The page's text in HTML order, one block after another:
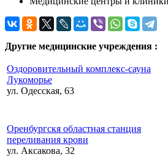
Другие медицинские учреждения :
Оздоровительный комплекс-сауна
Лукоморье
ул. Одесская, 63
Оренбургскя областная станция
переливания крови
ул. Аксакова, 32